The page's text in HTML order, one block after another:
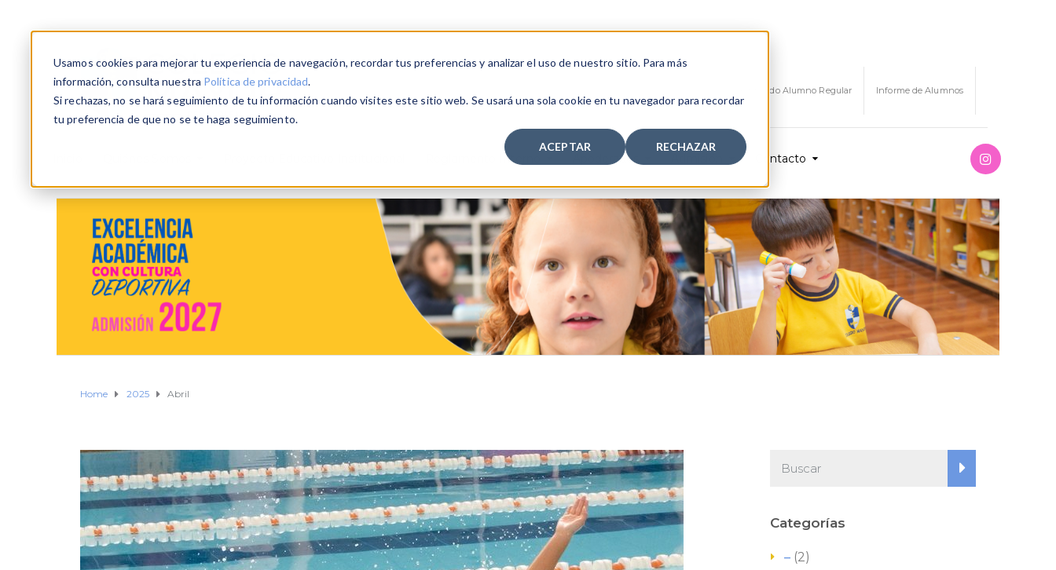
Usamos cookies para mejorar tu experiencia de navegación, recordar tus preferencias y analizar el uso de nuestro sitio. Para más
información, consulta nuestra Política de privacidad.
Si rechazas, no se hará seguimiento de tu información cuando visites este sitio web. Se usará una sola cookie en tu navegador para recordar
tu preferencia de que no se te haga seguimiento.
ACEPTAR RECHAZAR
Certificado Alumno Regular Informe de Alumnos
Reglamento Interno Apoderados Contacto
Home 2025 Abril
Categorías
–(2)